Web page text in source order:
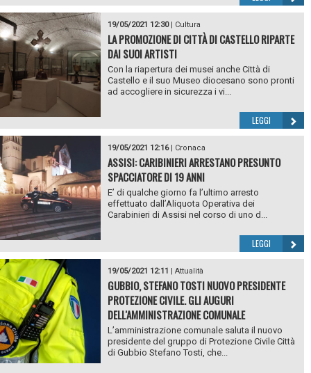
19/05/2021 12:30| Cultura
LA PROMOZIONE DI CITTÀ DI CASTELLO RIPARTE
DAI SUOI ARTISTI
Con la riapertura dei musei anche Città di
Castello e il suo Museo diocesano sono pronti
ad accogliere in sicurezza i vi...
LEGGI
19/05/2021 12:16| Cronaca
ASSISI: CARIBINIERI ARRESTANO PRESUNTO
SPACCIATORE DI 19 ANNI
E’ di qualche giorno fa l’ultimo arresto
effettuato dall’Aliquota Operativa dei
Carabinieri di Assisi nel corso di uno d...
LEGGI
19/05/2021 12:11 | Attualità
GUBBIO, STEFANO TOSTI NUOVO PRESIDENTE
PROTEZIONE CIVILE. GLI AUGURI
DELL'AMMINISTRAZIONE COMUNALE
L’amministrazione comunale saluta il nuovo
presidente del gruppo di Protezione Civile Città
di Gubbio Stefano Tosti, che...